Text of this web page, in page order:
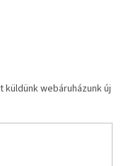
webáruházunk új